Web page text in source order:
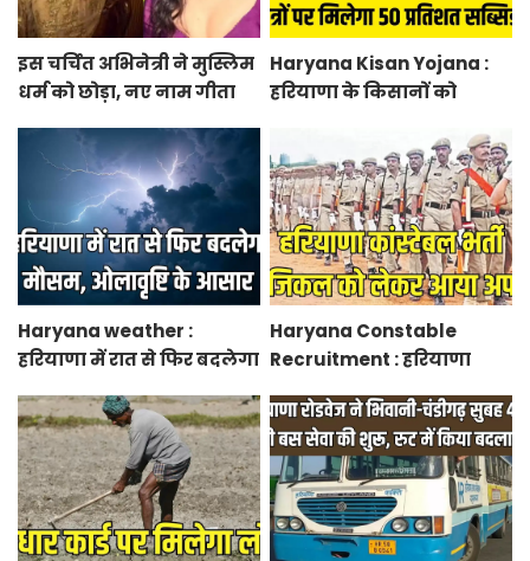
इस चर्चित अभिनेत्री ने मुस्लिम
धर्म को छोड़ा, नए नाम गीता
Haryana Kisan Yojana :
हरियाणा के किसानों को
50 प्रतिशत सब्सिडी, फटाफट
करें आवेदन
Haryana weather :
हरियाणा में रात से फिर बदलेगा
Haryana Constable
Recruitment : हरियाणा
लेकर आया अपडेट, हर पद के
लिए 55 युवाओं ने किया
आवेदन